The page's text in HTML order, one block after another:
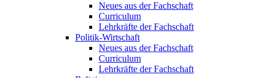
Neues aus der Fachschaft
Curriculum
Lehrkräfte der Fachschaft
Politik-Wirtschaft
Neues aus der Fachschaft
Curriculum
Lehrkräfte der Fachschaft